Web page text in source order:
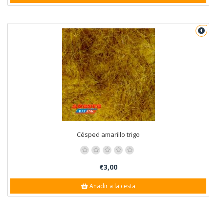
Césped amarillo trigo
€3,00
Añadir a la cesta